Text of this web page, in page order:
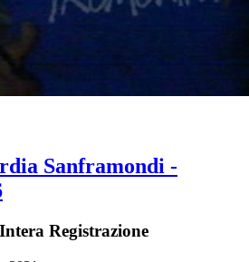
Sanframondi -
Registrazione